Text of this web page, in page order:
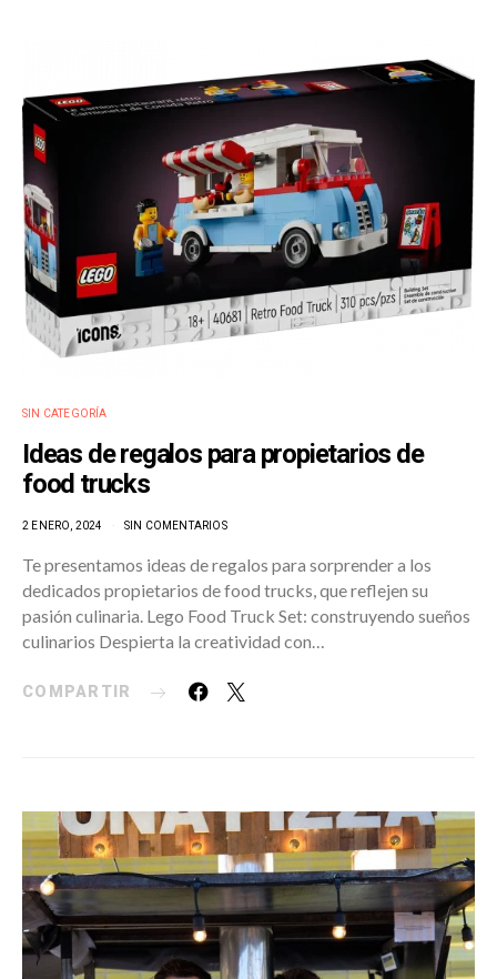
SIN CATEGORÍA
Ideas de regalos para propietarios de
food trucks
2 ENERO, 2024 SIN COMENTARIOS
Te presentamos ideas de regalos para sorprender a los
dedicados propietarios de food trucks, que reflejen su
pasión culinaria. Lego Food Truck Set: construyendo sueños
culinarios Despierta la creatividad con…
COMPARTIR